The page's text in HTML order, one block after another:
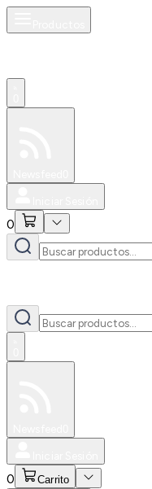
0
0 Carrito